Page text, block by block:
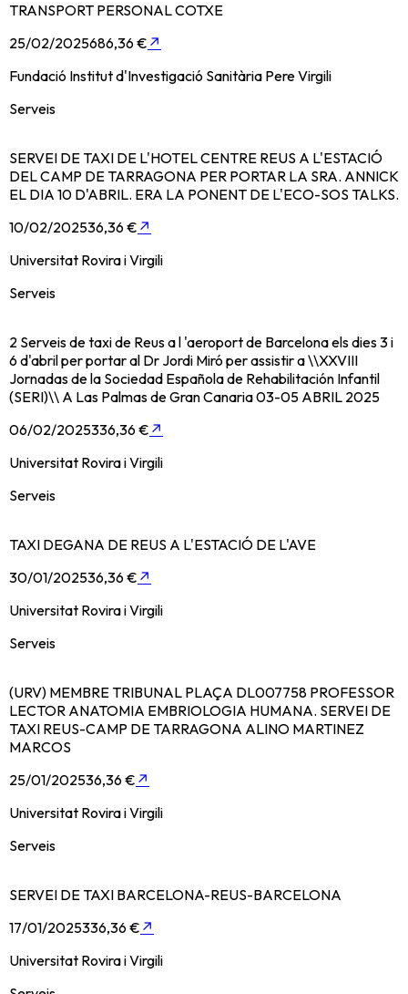
TRANSPORT PERSONAL COTXE
25/02/2025686,36 € ↗
Fundació Institut d'Investigació Sanitària Pere Virgili
Serveis
SERVEI DE TAXI DE L'HOTEL CENTRE REUS A L'ESTACIÓ
DEL CAMP DE TARRAGONA PER PORTAR LA SRA. ANNICK
EL DIA 10 D'ABRIL. ERA LA PONENT DE L'ECO-SOS TALKS.
10/02/202536,36 € ↗
Universitat Rovira i Virgili
Serveis
2 Serveis de taxi de Reus a l 'aeroport de Barcelona els dies 3 i
6 d'abril per portar al Dr Jordi Miró per assistir a \\XXVIII
Jornadas de la Sociedad Española de Rehabilitación Infantil
(SERI)\\ A Las Palmas de Gran Canaria 03-05 ABRIL 2025
06/02/2025336,36 € ↗
Universitat Rovira i Virgili
Serveis
TAXI DEGANA DE REUS A L'ESTACIÓ DE L'AVE
30/01/202536,36 € ↗
Universitat Rovira i Virgili
Serveis
(URV) MEMBRE TRIBUNAL PLAÇA DL007758 PROFESSOR
LECTOR ANATOMIA EMBRIOLOGIA HUMANA. SERVEI DE
TAXI REUS-CAMP DE TARRAGONA ALINO MARTINEZ
MARCOS
25/01/202536,36 € ↗
Universitat Rovira i Virgili
Serveis
SERVEI DE TAXI BARCELONA-REUS-BARCELONA
17/01/2025336,36 € ↗
Universitat Rovira i Virgili